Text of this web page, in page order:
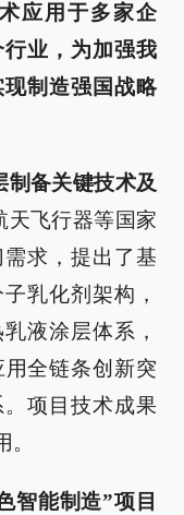
应用于多家企
业，为加强我
制造强国战略
制备关键技术及
天飞行器等国家
求，提出了基
乳化剂架构，
液涂层体系，
全链条创新突
项目技术成果
智能制造”项目